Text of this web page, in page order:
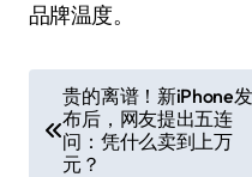
品牌温度。
章
贵的离谱！新iPhone发
布后，网友提出五连
问：凭什么卖到上万
元？